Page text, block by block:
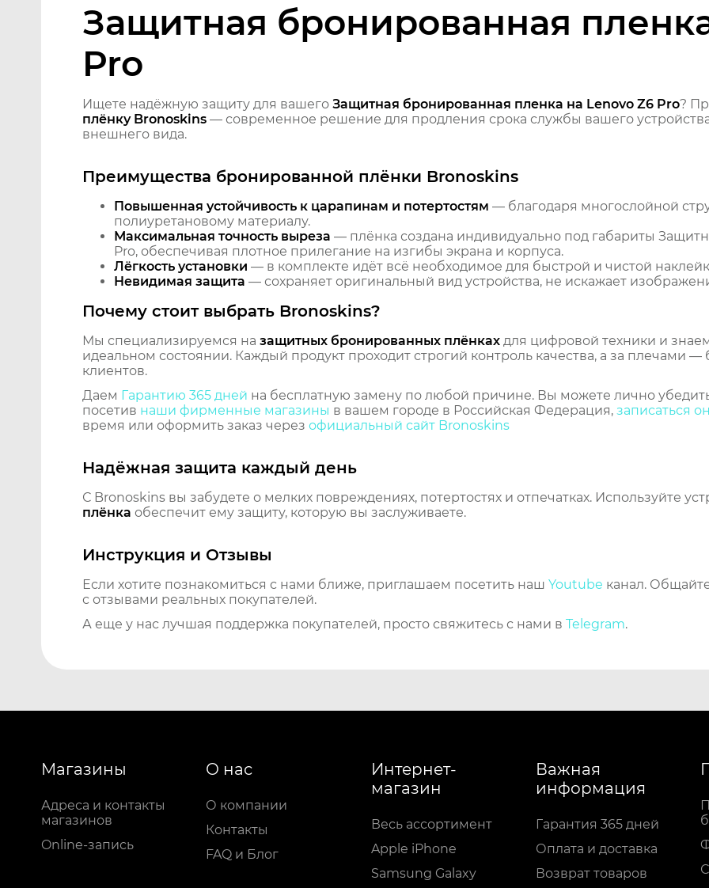
Защитная бронированная
Pro
Ищете надёжную защиту для вашего Защитная бронированная пленка на Lenovo Z6 Pro?
плёнку Bronoskins — современное решение для продления срока службы вашего
внешнего вида.
Преимущества бронированной плёнки Bronoskins
Повышенная устойчивость к царапинам и потертостям — благодаря многослойной
полиуретановому материалу.
Максимальная точность выреза — плёнка создана индивидуально под габариты
Pro, обеспечивая плотное прилегание на изгибы экрана и корпуса.
Лёгкость установки — в комплекте идёт всё необходимое для быстрой и чистой
Невидимая защита — сохраняет оригинальный вид устройства, не искажает
Почему стоит выбрать Bronoskins?
Мы специализируемся на защитных бронированных плёнках для цифровой техники и
идеальном состоянии. Каждый продукт проходит строгий контроль качества, а за плечами
клиентов.
Даем Гарантию 365 дней на бесплатную замену по любой причине. Вы можете лично
посетив наши фирменные магазины в вашем городе в Российская Федерация, записаться
время или оформить заказ через официальный сайт Bronoskins
Надёжная защита каждый день
С Bronoskins вы забудете о мелких повреждениях, потертостях и отпечатках. Используйте
плёнка обеспечит ему защиту, которую вы заслуживаете.
Инструкция и Отзывы
Если хотите познакомиться с нами ближе, приглашаем посетить наш Youtube канал.
с отзывами реальных покупателей.
А еще у нас лучшая поддержка покупателей, просто свяжитесь с нами в Telegram.
Магазины
Адреса и контакты
магазинов
Online-запись
О нас
О компании
Контакты
FAQ и Блог
Интернет-
магазин
Весь ассортимент
Apple iPhone
Samsung Galaxy
Важная
информация
Гарантия 365 дней
Оплата и доставка
Возврат товаров